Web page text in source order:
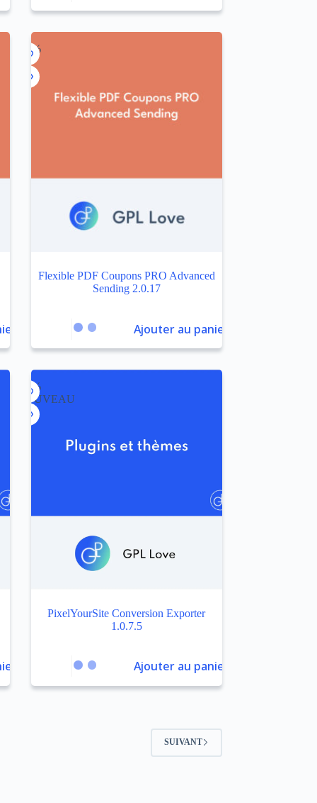
-90%
Flexible PDF Coupons PRO Advanced
Sending 2.0.17
Ajouter au panier
-96%
NOUVEAU
PixelYourSite Conversion Exporter
1.0.7.5
Ajouter au panier
SUIVANT